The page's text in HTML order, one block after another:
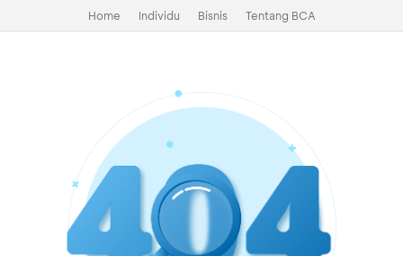
Home Individu Bisnis Tentang BCA